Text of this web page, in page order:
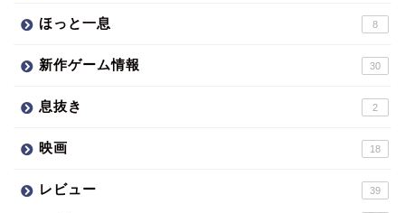
ほっと一息 8
新作ゲーム情報 30
息抜き 2
映画 18
レビュー 39